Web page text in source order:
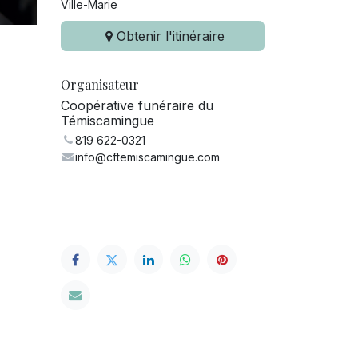
Ville-Marie
Obtenir l'itinéraire
Organisateur
Coopérative funéraire du
Témiscamingue
819 622-0321
info@cftemiscamingue.com